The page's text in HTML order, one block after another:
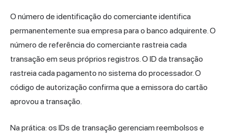
O número de identificação do comerciante identifica
permanentemente sua empresa para o banco adquirente. O
número de referência do comerciante rastreia cada
transação em seus próprios registros. O ID da transação
rastreia cada pagamento no sistema do processador. O
código de autorização confirma que a emissora do cartão
aprovou a transação.
Na prática: os IDs de transação gerenciam reembolsos e